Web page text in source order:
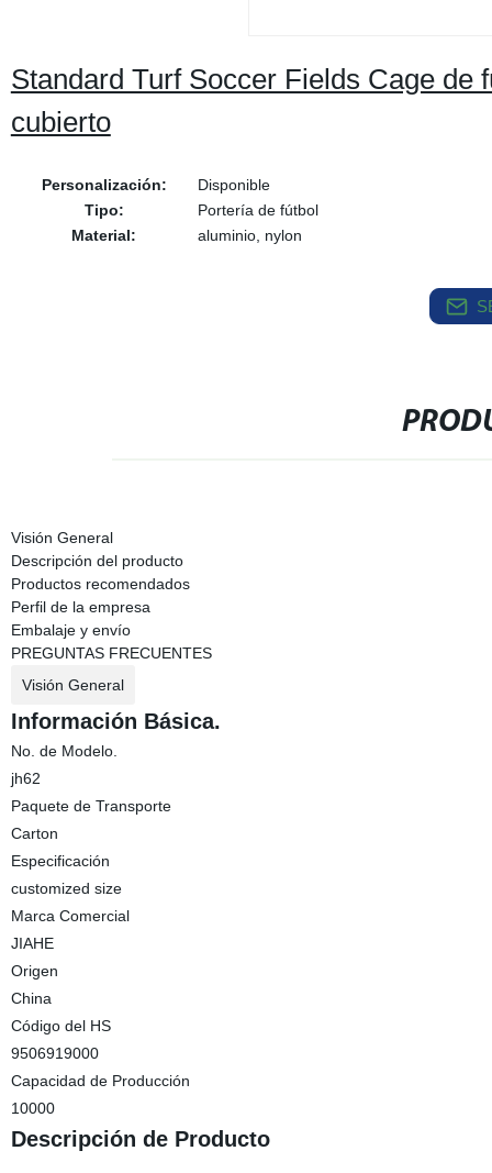
Standard Turf Soccer Fields Cage de
cubierto
Personalización:
Disponible
Tipo:
Portería de fútbol
Material:
aluminio, nylon
Visión General
Descripción del producto
Productos recomendados
Perfil de la empresa
Embalaje y envío
PREGUNTAS FRECUENTES
Visión General
Información Básica.
No. de Modelo.
jh62
Paquete de Transporte
Carton
Especificación
customized size
Marca Comercial
JIAHE
Origen
China
Código del HS
9506919000
Capacidad de Producción
10000
Descripción de Producto